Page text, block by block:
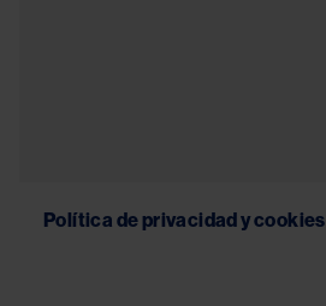
Política de privacidad y cookies